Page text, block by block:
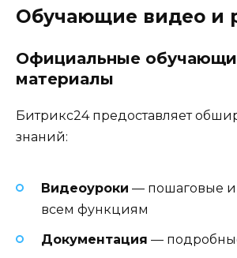
Обучающие видео и
Официальные
материалы
Битрикс24 предоставляет
знаний:
Видеоуроки — пошаговые
всем функциям
Документация —